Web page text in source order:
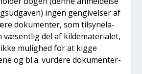
ingen gen­gi­vel­ser af
doku­men­ter, som til­sy­ne­la­
væsent­lig del af kil­de­ma­te­ri­a­let,
mulig­hed for at kig­ge
og bl.a. vur­de­re doku­men­ter­